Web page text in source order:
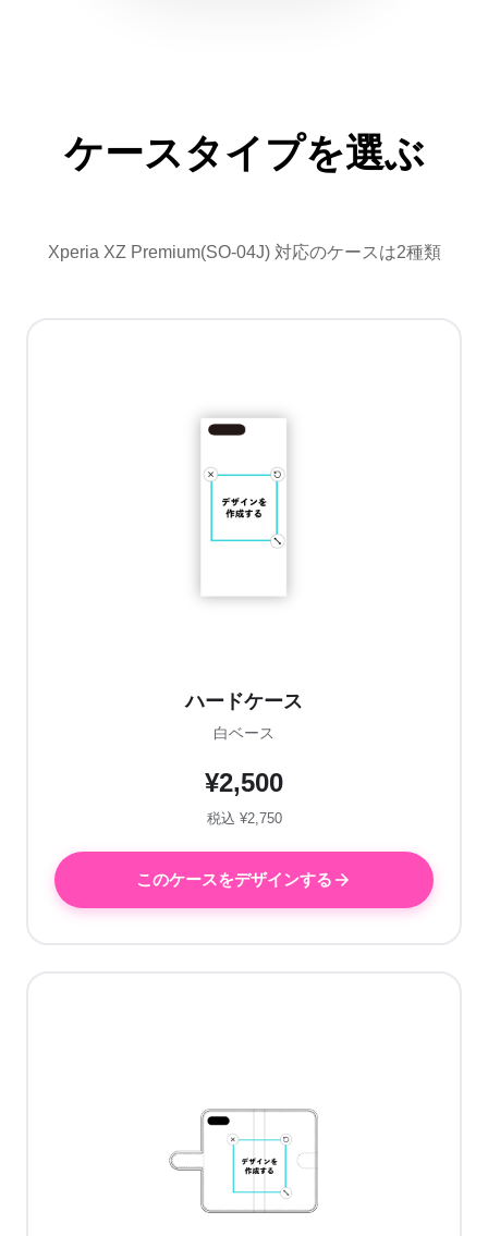
ケースタイプを選ぶ
Xperia XZ Premium(SO-04J) 対応のケースは2種類
ハードケース
白ベース
¥2,500
税込 ¥2,750
このケースをデザインする